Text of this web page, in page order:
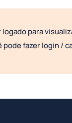
logado para
pode fazer login /